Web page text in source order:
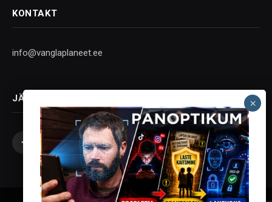
KONTAKT
info@vanglaplaneet.ee
JÄLGI SOTSIAALMEEDIAS
Facebook
X
(Twitter)
InstagramYouTubeTelegram